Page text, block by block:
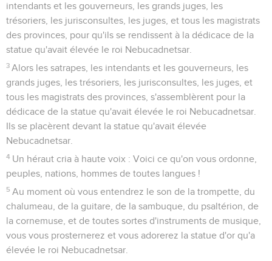
intendants et les gouverneurs, les grands juges, les
trésoriers, les jurisconsultes, les juges, et tous les magistrats
des provinces, pour qu'ils se rendissent à la dédicace de la
statue qu'avait élevée le roi Nebucadnetsar.
3 Alors les satrapes, les intendants et les gouverneurs, les
grands juges, les trésoriers, les jurisconsultes, les juges, et
tous les magistrats des provinces, s'assemblèrent pour la
dédicace de la statue qu'avait élevée le roi Nebucadnetsar.
Ils se placèrent devant la statue qu'avait élevée
Nebucadnetsar.
4 Un héraut cria à haute voix : Voici ce qu'on vous ordonne,
peuples, nations, hommes de toutes langues !
5 Au moment où vous entendrez le son de la trompette, du
chalumeau, de la guitare, de la sambuque, du psaltérion, de
la cornemuse, et de toutes sortes d'instruments de musique,
vous vous prosternerez et vous adorerez la statue d'or qu'a
élevée le roi Nebucadnetsar.